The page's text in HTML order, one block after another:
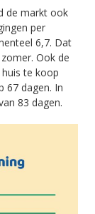
de markt ook
per
6,7. Dat
Ook de
te koop
67 dagen. In
83 dagen.